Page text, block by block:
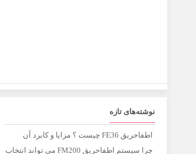
نوشته‌های تازه
اطفاحریق FE36 چیست ؟ مزایا و کابرد آن
چرا سیستم اطفاحریق FM200 می تواند انتخاب